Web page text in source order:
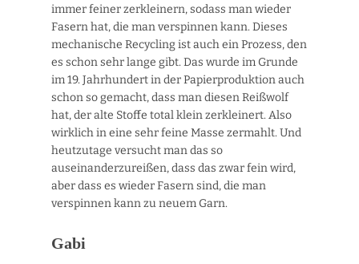
immer feiner zerkleinern, sodass man wieder
Fasern hat, die man verspinnen kann. Dieses
mechanische Recycling ist auch ein Prozess, den
es schon sehr lange gibt. Das wurde im Grunde
im 19. Jahrhundert in der Papierproduktion auch
schon so gemacht, dass man diesen Reißwolf
hat, der alte Stoffe total klein zerkleinert. Also
wirklich in eine sehr feine Masse zermahlt. Und
heutzutage versucht man das so
auseinanderzureißen, dass das zwar fein wird,
aber dass es wieder Fasern sind, die man
verspinnen kann zu neuem Garn.
Gabi